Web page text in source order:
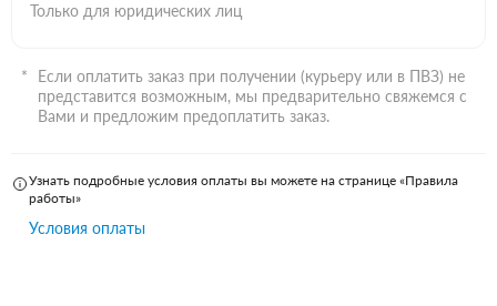
Только для юридических лиц
Если оплатить заказ при получении (курьеру или в ПВЗ) не
представится возможным, мы предварительно свяжемся с
Вами и предложим предоплатить заказ.
Узнать подробные условия оплаты вы можете на странице «Правила
работы»
Условия оплаты